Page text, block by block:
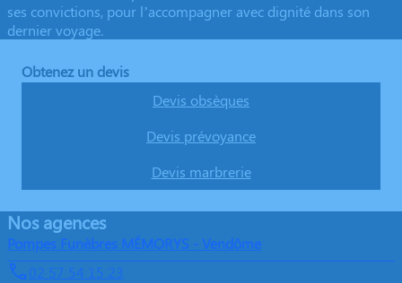
ses convictions, pour l’accompagner avec dignité dans son
dernier voyage.
Obtenez un devis
Devis obsèques
Devis prévoyance
Devis marbrerie
Nos agences
Pompes Funèbres MÉMORYS - Vendôme
02 57 54 15 23